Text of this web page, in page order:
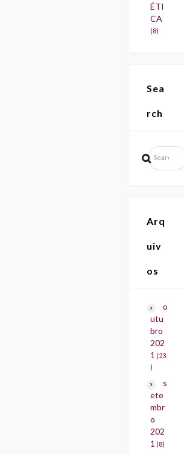
ÉTI
CA
(8)
Sea
rch
Arq
uiv
os
o
utu
bro
202
1 (23
)
s
ete
mbr
o
202
1 (8)